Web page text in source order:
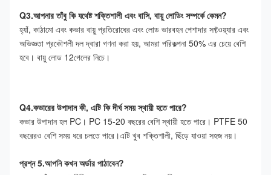
Q3.আপনার তাঁবু কি যথেষ্ট শক্তিশালী এবং বাসি, বায়ু লোডিং সম্পর্কে কেমন?
হ্যাঁ, কাঠামো এবং কভার বায়ু প্রতিরোধের এবং লোড ভারবহন পেশাদার সফ্টওয়্যার এবং
অভিজ্ঞতা প্রকৌশলী দল দ্বারা গণনা করা হয়, আমরা পরিকল্পনা 50% এর চেয়ে বেশি
হবে। বায়ু লোড 12গেলের নিচে।
Q4.কভারের উপাদান কী, এটি কি দীর্ঘ সময় স্থায়ী হতে পারে?
কভার উপাদান হল PC। PC 15-20 বছরের বেশি স্থায়ী হতে পারে। PTFE 50
বছরেরও বেশি সময় ধরে চলতে পারে।এটি খুব শক্তিশালী, ছিঁড়ে যাওয়া সহজ নয়।
প্রশ্ন 5.আপনি কখন অর্ডার পাঠাবেন?